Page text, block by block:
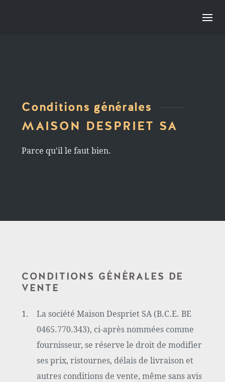
Conditions générales
MAISON DESPRIET SA
Parce qu'il le faut bien.
CONDITIONS GÉNÉRALES DE
VENTE
La société Maison Despriet SA (B.C.E. BE
0465.770.343), ci-après nommées comme
fournisseur, se réserve le droit de modifier
ses prix, ristournes, délais de livraison et
autres conditions de vente, même sans avis